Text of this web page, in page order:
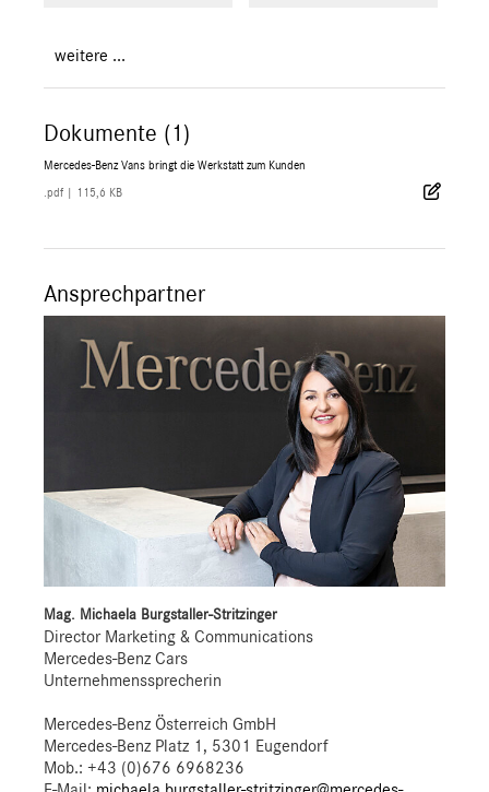
weitere ...
Dokumente (1)
Mercedes-Benz Vans bringt die Werkstatt zum Kunden
.pdf 115,6 KB
Ansprechpartner
Mag. Michaela Burgstaller-Stritzinger
Director Marketing & Communications
Mercedes-Benz Cars
Unternehmenssprecherin
Mercedes-Benz Österreich GmbH
Mercedes-Benz Platz 1, 5301 Eugendorf
Mob.: +43 (0)676 6968236